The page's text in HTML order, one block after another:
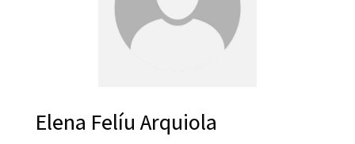
Elena Felíu Arquiola